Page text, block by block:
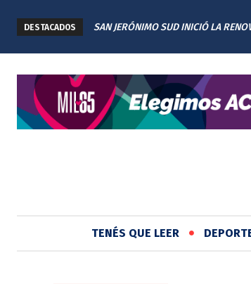
DESTACADOS
SAN JERÓNIMO SUD INICIÓ LA
TENÉS QUE LEER